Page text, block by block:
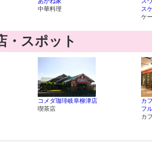
中華料理
ス
ケ
・スポット
コメダ珈琲岐阜柳津店
喫茶店
カ
フ
カ